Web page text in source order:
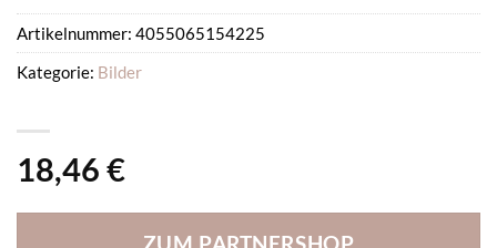
18,46 €
Artikelnummer: 4055065154225
Kategorie: Bilder